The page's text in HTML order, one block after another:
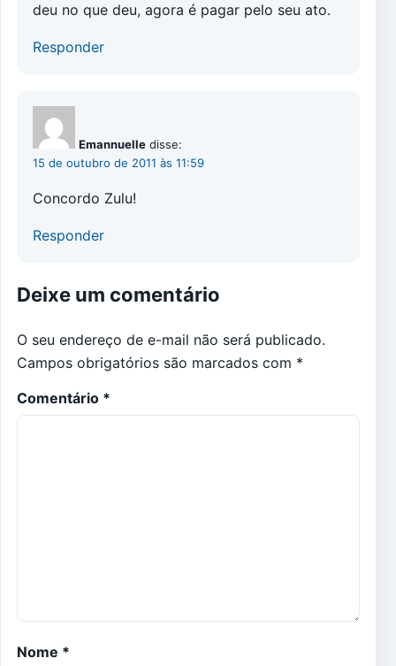
deu no que deu, agora é pagar pelo seu ato.
Responder
Emannuelle disse:
15 de outubro de 2011 às 11:59
Concordo Zulu!
Responder
Deixe um comentário
O seu endereço de e-mail não será publicado.
Campos obrigatórios são marcados com *
Comentário *
Nome *